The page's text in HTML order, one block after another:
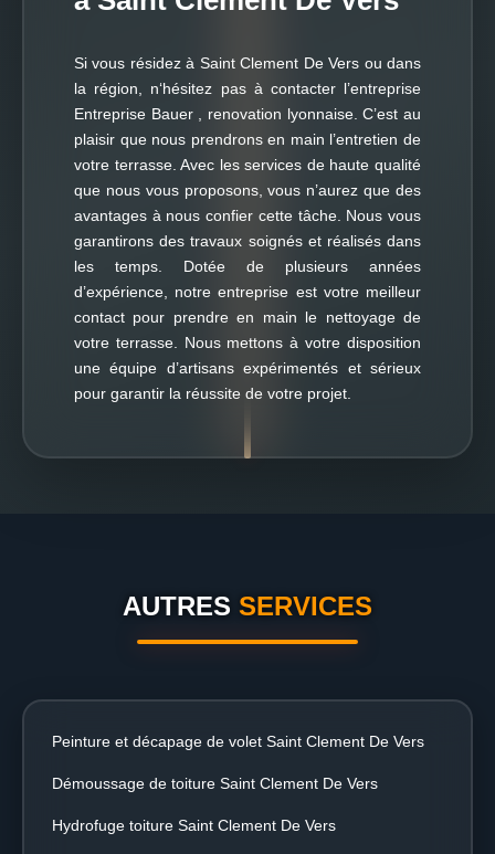
Si vous résidez à Saint Clement De Vers ou dans
la région, n‘hésitez pas à contacter l’entreprise
Entreprise Bauer , renovation lyonnaise. C’est au
plaisir que nous prendrons en main l’entretien de
votre terrasse. Avec les services de haute qualité
que nous vous proposons, vous n’aurez que des
avantages à nous confier cette tâche. Nous vous
garantirons des travaux soignés et réalisés dans
les temps. Dotée de plusieurs années
d’expérience, notre entreprise est votre meilleur
contact pour prendre en main le nettoyage de
votre terrasse. Nous mettons à votre disposition
une équipe d’artisans expérimentés et sérieux
pour garantir la réussite de votre projet.
AUTRES SERVICES
Peinture et décapage de volet Saint Clement De Vers
Démoussage de toiture Saint Clement De Vers
Hydrofuge toiture Saint Clement De Vers